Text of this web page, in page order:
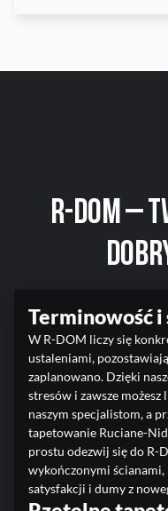
R-DOM–
Terminowość i
W R-DOM liczy się
ustaleniami,
zaplanowano. Dzięki
stresów i zawsze
naszym specjalistom, a
tapetowanie Ruciane-
prostu odezwij się do R-
wykończonymi ścianami,
satysfakcji i dumy z